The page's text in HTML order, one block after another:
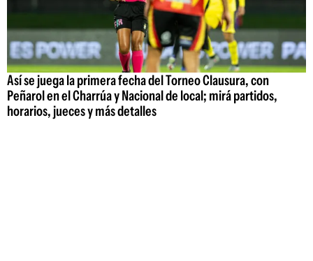
Así se juega la primera fecha del Torneo Clausura, con
Peñarol en el Charrúa y Nacional de local; mirá partidos,
horarios, jueces y más detalles